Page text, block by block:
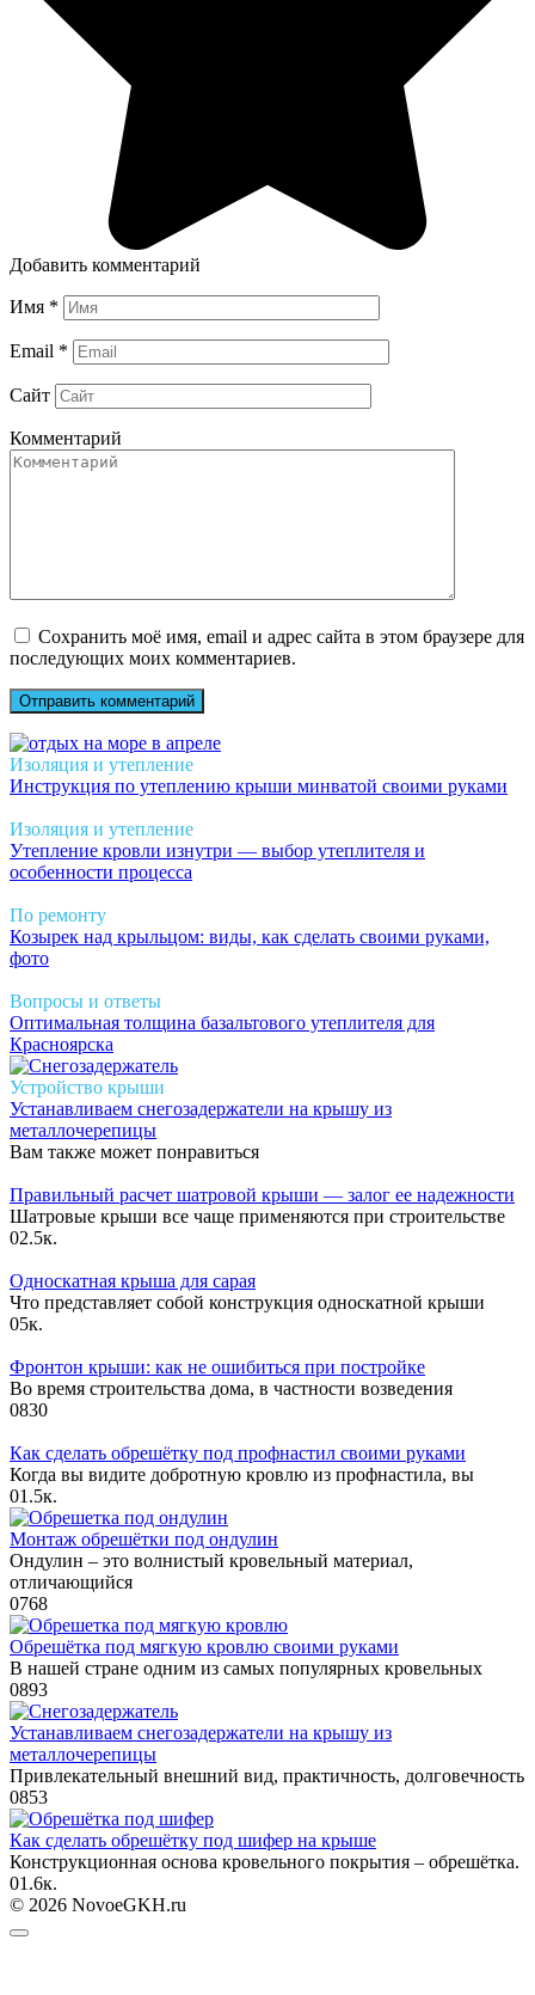
Добавить комментарий
Имя *
Email *
Сайт
Комментарий
Сохранить моё имя, email и адрес сайта в этом браузере для
последующих моих комментариев.
Изоляция и утепление
Инструкция по утеплению крыши минватой своими руками
Изоляция и утепление
Утепление кровли изнутри — выбор утеплителя и
особенности процесса
По ремонту
Козырек над крыльцом: виды, как сделать своими руками,
фото
Вопросы и ответы
Оптимальная толщина базальтового утеплителя для
Красноярска
Устройство крыши
Устанавливаем снегозадержатели на крышу из
металлочерепицы
Вам также может понравиться
Правильный расчет шатровой крыши — залог ее надежности
Шатровые крыши все чаще применяются при строительстве
02.5к.
Односкатная крыша для сарая
Что представляет собой конструкция односкатной крыши
05к.
Фронтон крыши: как не ошибиться при постройке
Во время строительства дома, в частности возведения
0830
Как сделать обрешётку под профнастил своими руками
Когда вы видите добротную кровлю из профнастила, вы
01.5к.
Монтаж обрешётки под ондулин
Ондулин – это волнистый кровельный материал,
отличающийся
0768
Обрешётка под мягкую кровлю своими руками
В нашей стране одним из самых популярных кровельных
0893
Устанавливаем снегозадержатели на крышу из
металлочерепицы
Привлекательный внешний вид, практичность, долговечность
0853
Как сделать обрешётку под шифер на крыше
Конструкционная основа кровельного покрытия – обрешётка.
01.6к.
© 2026 NovoeGKH.ru